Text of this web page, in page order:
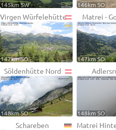
145km SW 146km SO
Virgen Würfelehütte
147km SO
Matrei -
147km SO
Söldenhütte Nord
148km SO 148km SO
Schareben Matrei